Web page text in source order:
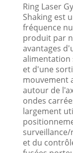
Ring Laser
Shaking est
fréquence
produit par
avantages
alimentation
et d'une
mouvement
autour de
ondes
largement
et du